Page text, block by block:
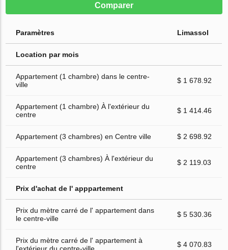
Comparer
Paramètres Limassol
Location par mois
Appartement (1 chambre) dans le centre-
ville
$ 1 678.92
Appartement (1 chambre) À l'extérieur du
centre
$ 1 414.46
Appartement (3 chambres) en Centre ville $ 2 698.92
Appartement (3 chambres) À l'extérieur du
centre
$ 2 119.03
Prix d'achat de l' apppartement
Prix du mètre carré de l' appartement dans
le centre-ville
$ 5 530.36
Prix du mètre carré de l' appartement à
l'extérieur du centre-ville
$ 4 070.83